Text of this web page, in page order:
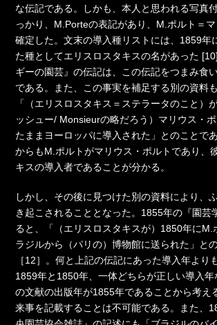
な伝記である。しかも、本人と思われる写真
っかり、M.Porteの表記があり、M.ポルト＝
確定した。文末の導入種リストには、1859年
た種としてエリスロスタキスの名があった
ギーの園芸』の伝記は、この伝記をつまみ食
である。また、この事実を補足する別の資料も
「（エリスロスタキス＝ステラータのこと）
ッシュー/ Monsieurの略だろう）マリウス・
たままヨーロッパに導入された」とのことで
からもM.ポルトがマリウス・ポルトであり、
キスの導入者であることが分かる。
しかし、その後に見つけた別の資料により、
き起こされることとなった。1855年の『園芸
ると、「（エリスロスタキスが）1850年にM.
ラジルから（パリの）博物館に送られた」と
［12］。何と上記の伝記にあった導入年より
1859年と1850年、一体どちらが正しい導入年
の文献の出版年が1855年であることから考え
来事を記載することは不可能である。また、